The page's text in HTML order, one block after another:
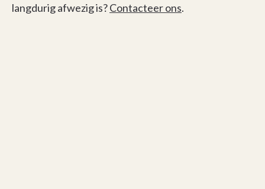
langdurig afwezig is?Contacteer ons.